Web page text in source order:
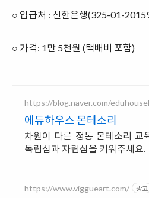
○ 입급처 : 신한은행(325-01-
○ 가격: 1만 5천원 (택배비 포함)
https://blog.naver.com/
에듀하우스 몬테소리
차원이 다른 정통 몬테소리 교
독립심과 자립심을 키워주세요.
https://www.viggueart.com/ 광고